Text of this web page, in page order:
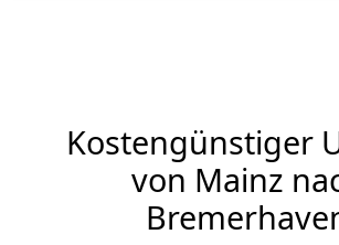
Kostengünstiger
von Mainz